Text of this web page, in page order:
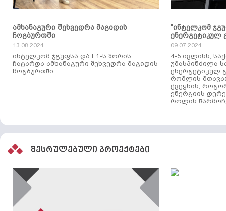
ამხანაგური შეხვედრა მაგიდის
ჩოგბურთში
13.08.2024
ინტელკომ ჯგუფსა და F1-ს შორის
ჩატარდა ამხანაგური შეხვედრა მაგიდის
ჩოგბურთში.
"ინტელკომ
ენერგეტიკულ
09.07.2024
4-5 ივლისს,
უმასპინძილა
ენერგეტიკულ
რომლის
ქვეყნის,
ენერგიის
როლის
შესრულებული პროექტები